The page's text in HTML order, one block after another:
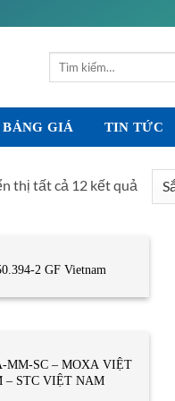
Tìm
BẢNG GIÁ TIN TỨC
thị tất cả 12 kết quảĐã
sắp
nhất
2 GF Vietnam
MM-SC – MOXA VIỆT
– STC VIỆT NAM